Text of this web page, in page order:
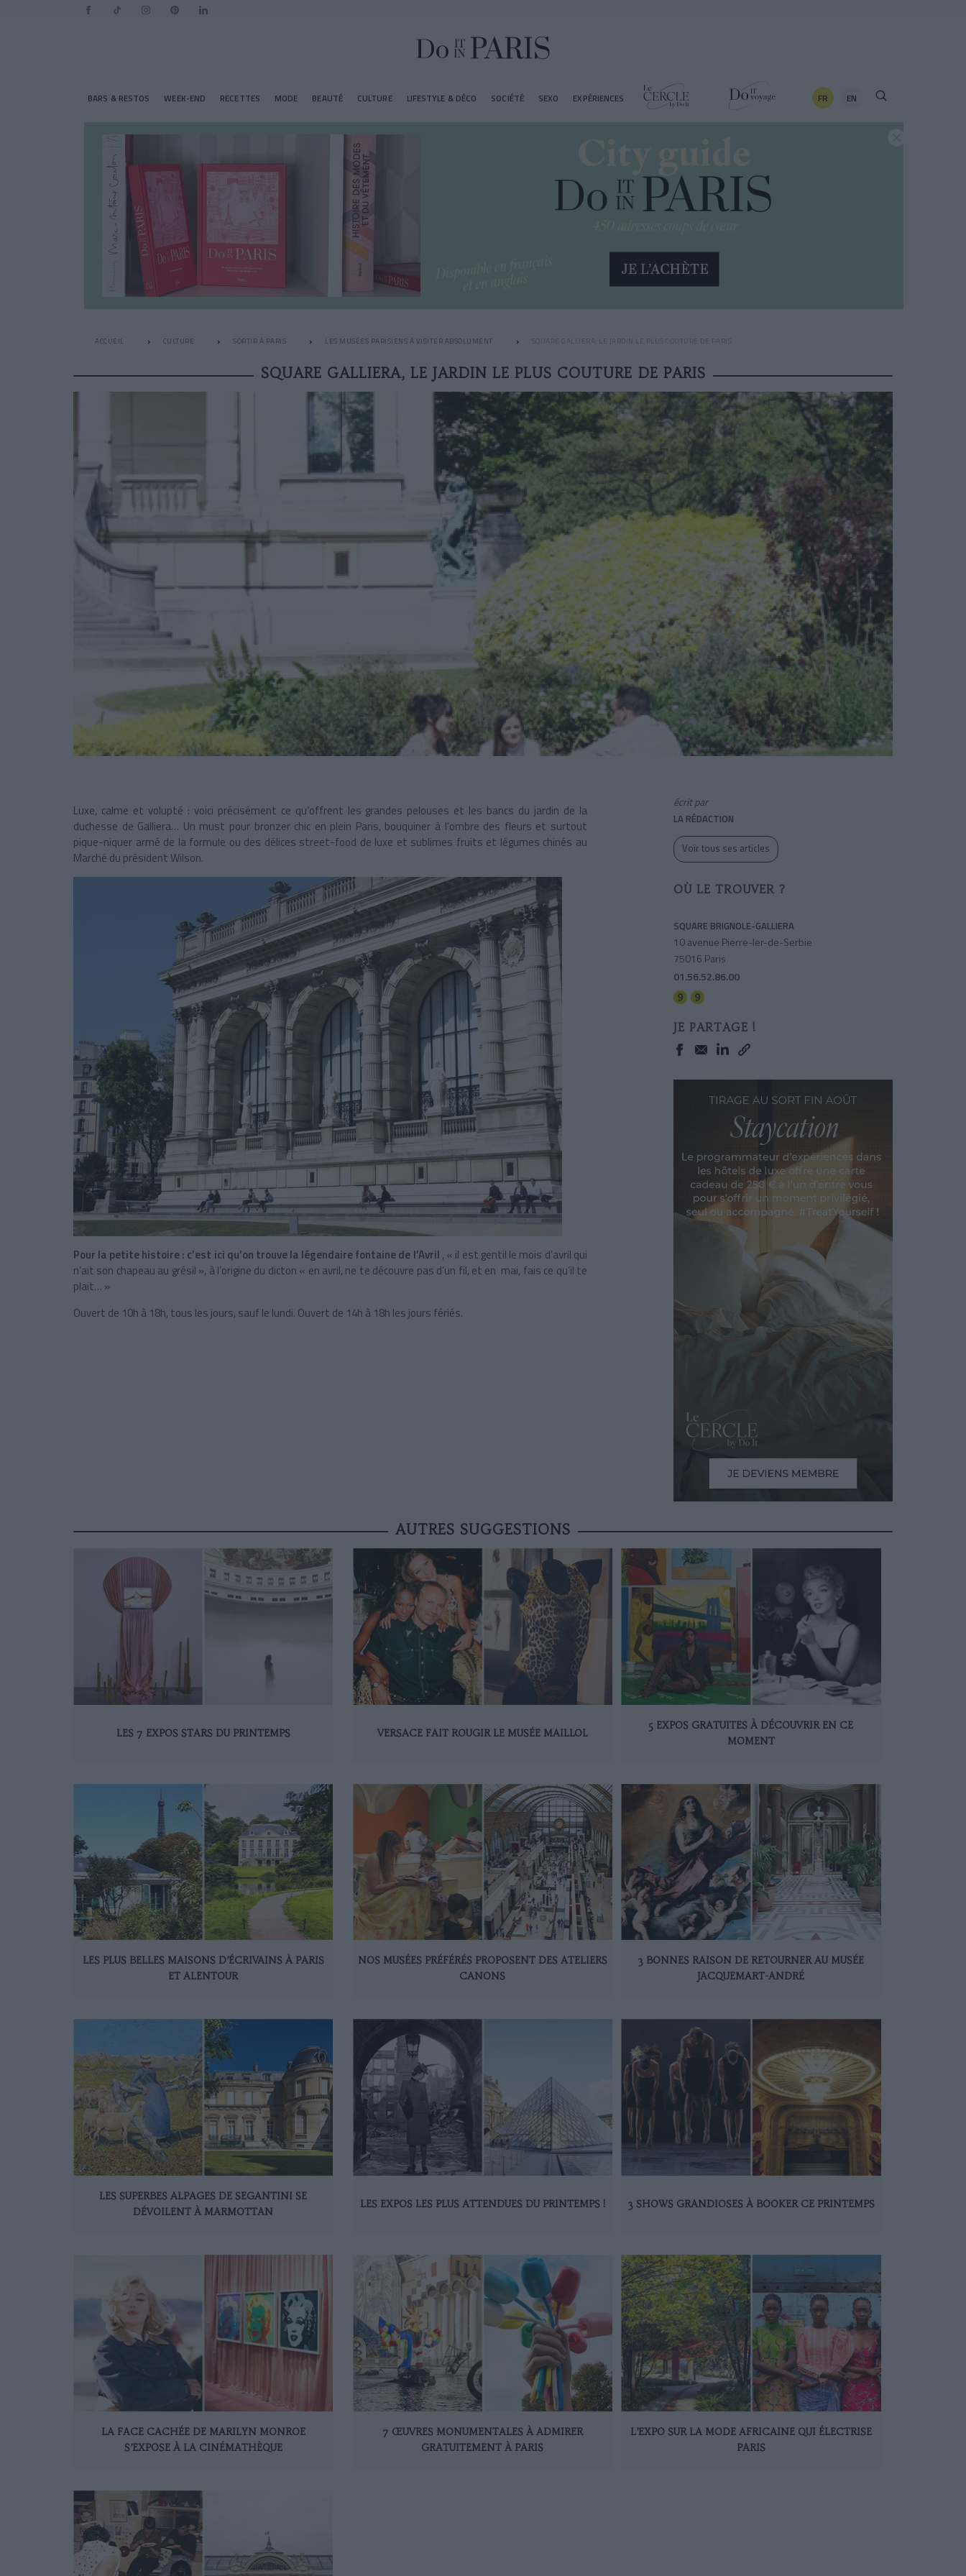
BARS & RESTOS WEEK-END RECETTES MODE BEAUTÉ CULTURE LIFESTYLE & DÉCO SOCIÉTÉ SEXO EXPÉRIENCES FR EN
ACCUEIL CULTURE SORTIR À PARIS LES MUSÉES PARISIENS À VISITER ABSOLUMENT SQUARE GALLIERA, LE JARDIN LE PLUS COUTURE DE PARIS
SQUARE GALLIERA, LE JARDIN LE PLUS COUTURE DE PARIS
Luxe, calme et volupté : voici précisément ce qu’offrent les grandes pelouses et les bancs du jardin de la
duchesse de Galliera… Un must pour bronzer chic en plein Paris, bouquiner à l’ombre des fleurs et surtout
pique-niquer armé de la formule ou des délices street-food de luxe et sublimes fruits et légumes chinés au
Marché du président Wilson.
Pour la petite histoire : c’est ici qu’on trouve la légendaire fontaine de l’Avril , « il est gentil le mois d’avril qui
n’ait son chapeau au grésil », à l’origine du dicton « en avril, ne te découvre pas d’un fil, et en mai, fais ce qu’il te
plait… »
Ouvert de 10h à 18h, tous les jours, sauf le lundi. Ouvert de 14h à 18h les jours fériés.
écrit par
LA RÉDACTION
Voir tous ses articles
OÙ LE TROUVER ?
SQUARE BRIGNOLE-GALLIERA
10 avenue Pierre-Ier-de-Serbie
75016 Paris
01.56.52.86.00
JE PARTAGE !
AUTRES SUGGESTIONS
LES 7 EXPOS STARS DU PRINTEMPS VERSACE FAIT ROUGIR LE MUSÉE MAILLOL
5 EXPOS GRATUITES À DÉCOUVRIR EN CE
MOMENT
LES PLUS BELLES MAISONS D’ÉCRIVAINS À PARIS
ET ALENTOUR
NOS MUSÉES PRÉFÉRÉS PROPOSENT DES ATELIERS
CANONS
3 BONNES RAISON DE RETOURNER AU MUSÉE
JACQUEMART-ANDRÉ
LES SUPERBES ALPAGES DE SEGANTINI SE
DÉVOILENT À MARMOTTAN
LES EXPOS LES PLUS ATTENDUES DU PRINTEMPS ! 3 SHOWS GRANDIOSES À BOOKER CE PRINTEMPS
LA FACE CACHÉE DE MARILYN MONROE
S’EXPOSE À LA CINÉMATHÈQUE
7 ŒUVRES MONUMENTALES À ADMIRER
GRATUITEMENT À PARIS
L’EXPO SUR LA MODE AFRICAINE QUI ÉLECTRISE
PARIS